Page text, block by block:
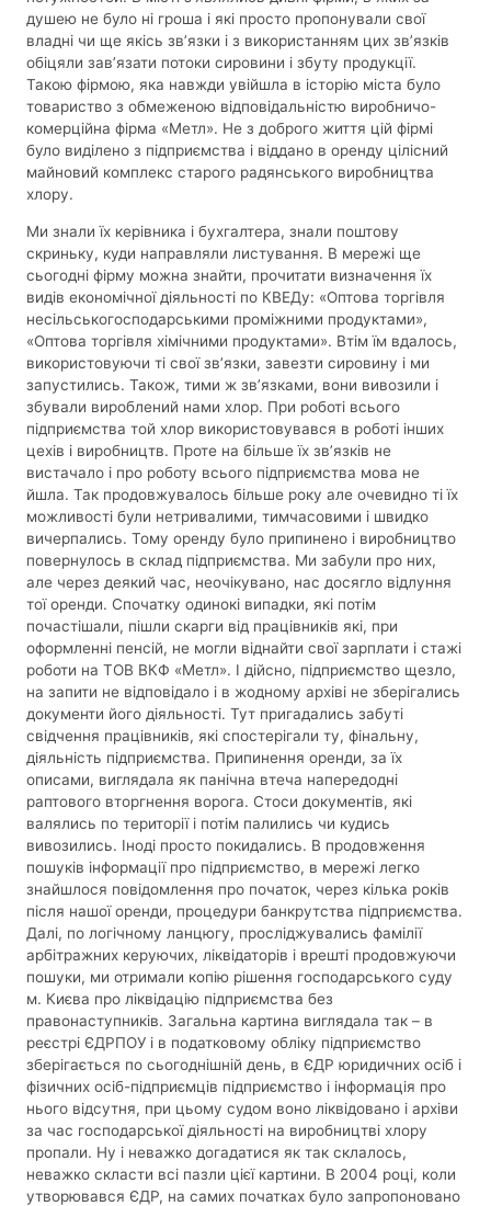
душею не було ні гроша і які просто пропонували свої
владні чи ще якісь зв’язки і з використанням цих зв’язків
обіцяли зав’язати потоки сировини і збуту продукції.
Такою фірмою, яка навжди увійшла в історію міста було
товариство з обмеженою відповідальністю виробничо-
комерційна фірма «Метл». Не з доброго життя цій фірмі
було виділено з підприємства і віддано в оренду цілісний
майновий комплекс старого радянського виробництва
хлору.
Ми знали їх керівника і бухгалтера, знали поштову
скриньку, куди направляли листування. В мережі ще
сьогодні фірму можна знайти, прочитати визначення їх
видів економічної діяльності по КВЕДу: «Оптова торгівля
несільськогосподарськими проміжними продуктами»,
«Оптова торгівля хімічними продуктами». Втім їм вдалось,
використовуючи ті свої зв’язки, завезти сировину і ми
запустились. Також, тими ж зв’язками, вони вивозили і
збували вироблений нами хлор. При роботі всього
підприємства той хлор використовувався в роботі інших
цехів і виробництв. Проте на більше їх зв’язків не
вистачало і про роботу всього підприємства мова не
йшла. Так продовжувалось більше року але очевидно ті їх
можливості були нетривалими, тимчасовими і швидко
вичерпались. Тому оренду було припинено і виробництво
повернулось в склад підприємства. Ми забули про них,
але через деякий час, неочікувано, нас досягло відлуння
тої оренди. Спочатку одинокі випадки, які потім
почастішали, пішли скарги від працівників які, при
оформленні пенсій, не могли віднайти свої зарплати і стажі
роботи на ТОВ ВКФ «Метл». І дійсно, підприємство щезло,
на запити не відповідало і в жодному архіві не зберігались
документи його діяльності. Тут пригадались забуті
свідчення працівників, які спостерігали ту, фінальну,
діяльність підприємства. Припинення оренди, за їх
описами, виглядала як панічна втеча напередодні
раптового вторгнення ворога. Стоси документів, які
валялись по території і потім палились чи кудись
вивозились. Іноді просто покидались. В продовження
пошуків інформації про підприємство, в мережі легко
знайшлося повідомлення про початок, через кілька років
після нашої оренди, процедури банкрутства підприємства.
Далі, по логічному ланцюгу, просліджувались фамілії
арбітражних керуючих, ліквідаторів і врешті продовжуючи
пошуки, ми отримали копію рішення господарського суду
м. Києва про ліквідацію підприємства без
правонаступників. Загальна картина виглядала так – в
реєстрі ЄДРПОУ і в податковому обліку підприємство
зберігається по сьогоднішній день, в ЄДР юридичних осіб і
фізичних осіб-підприємців підприємство і інформація про
нього відсутня, при цьому судом воно ліквідовано і архіви
за час господарської діяльності на виробництві хлору
пропали. Ну і неважко догадатися як так склалось,
неважко скласти всі пазли цієї картини. В 2004 році, коли
утворювався ЄДР, на самих початках було запропоновано